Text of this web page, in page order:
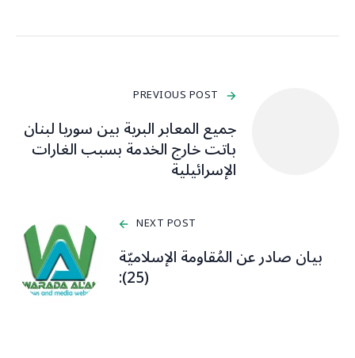
PREVIOUS POST
جميع المعابر البرية بين سوريا لبنان
باتت خارج الخدمة بسبب الغارات
الإسرائيلية
NEXT POST
بيان صادر عن المُقاومة الإسلاميّة
(25):